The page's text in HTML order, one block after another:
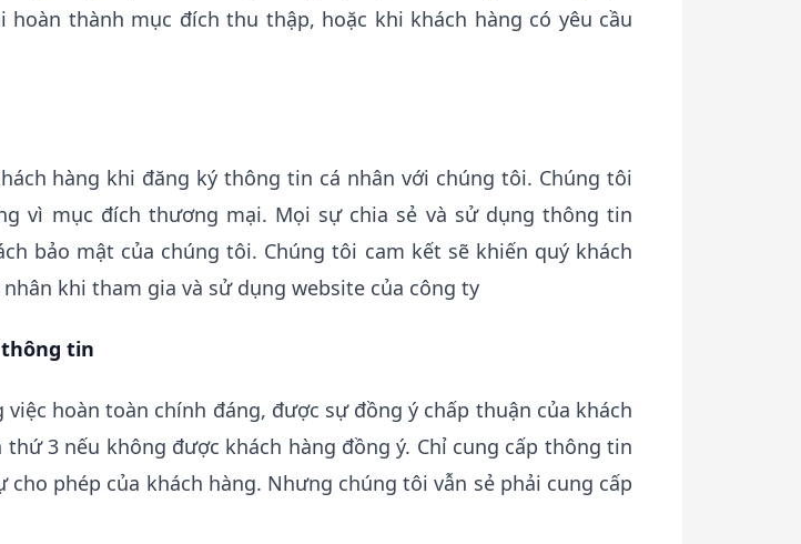
thành mục đích thu thập, hoặc khi khách hàng có yêu cầu
hàng khi đăng ký thông tin cá nhân với chúng tôi. Chúng tôi
vì mục đích thương mại. Mọi sự chia sẻ và sử dụng thông tin
bảo mật của chúng tôi. Chúng tôi cam kết sẽ khiến quý khách
khi tham gia và sử dụng website của công ty
tin
hoàn toàn chính đáng, được sự đồng ý chấp thuận của khách
3 nếu không được khách hàng đồng ý. Chỉ cung cấp thông tin
phép của khách hàng. Nhưng chúng tôi vẫn sẻ phải cung cấp